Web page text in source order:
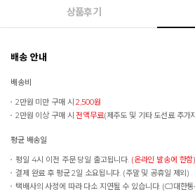
상품후기
배송 안내
배송비
2만원 미만 구매 시2,500원
2만원 이상 구매 시전액무료(제주도 및 기타 도선료 추가
평균 배송일
평일 4시 이전 주문 당일 출고됩니다. (온라인 발송에 한함)
결제 완료 후 평균 2일 소요됩니다. (주말 및 공휴일 제외)
택배사의 사정에 따라 다소 지연될 수 있습니다. (CJ대한